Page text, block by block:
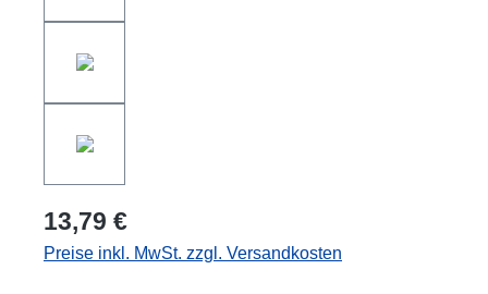
13,79 €
Preise inkl. MwSt. zzgl. Versandkosten